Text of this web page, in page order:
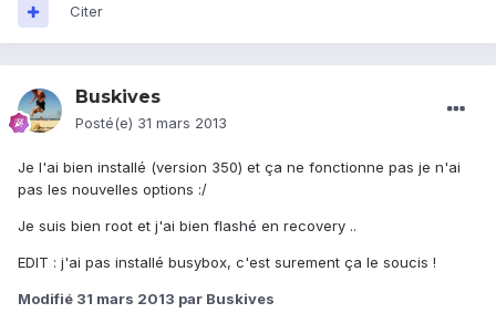
Citer
Buskives
Posté(e) 31 mars 2013
Je l'ai bien installé (version 350) et ça ne fonctionne pas je n'ai
pas les nouvelles options :/
Je suis bien root et j'ai bien flashé en recovery ..
EDIT : j'ai pas installé busybox, c'est surement ça le soucis !
Modifié 31 mars 2013 par Buskives